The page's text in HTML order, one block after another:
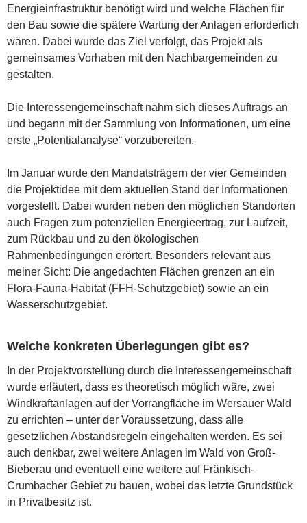
Energieinfrastruktur benötigt wird und welche Flächen für
den Bau sowie die spätere Wartung der Anlagen erforderlich
wären. Dabei wurde das Ziel verfolgt, das Projekt als
gemeinsames Vorhaben mit den Nachbargemeinden zu
gestalten.
Die Interessengemeinschaft nahm sich dieses Auftrags an
und begann mit der Sammlung von Informationen, um eine
erste „Potentialanalyse“ vorzubereiten.
Im Januar wurde den Mandatsträgern der vier Gemeinden
die Projektidee mit dem aktuellen Stand der Informationen
vorgestellt. Dabei wurden neben den möglichen Standorten
auch Fragen zum potenziellen Energieertrag, zur Laufzeit,
zum Rückbau und zu den ökologischen
Rahmenbedingungen erörtert. Besonders relevant aus
meiner Sicht: Die angedachten Flächen grenzen an ein
Flora-Fauna-Habitat (FFH-Schutzgebiet) sowie an ein
Wasserschutzgebiet.
Welche konkreten Überlegungen gibt es?
In der Projektvorstellung durch die Interessengemeinschaft
wurde erläutert, dass es theoretisch möglich wäre, zwei
Windkraftanlagen auf der Vorrangfläche im Wersauer Wald
zu errichten – unter der Voraussetzung, dass alle
gesetzlichen Abstandsregeln eingehalten werden. Es sei
auch denkbar, zwei weitere Anlagen im Wald von Groß-
Bieberau und eventuell eine weitere auf Fränkisch-
Crumbacher Gebiet zu bauen, wobei das letzte Grundstück
in Privatbesitz ist.